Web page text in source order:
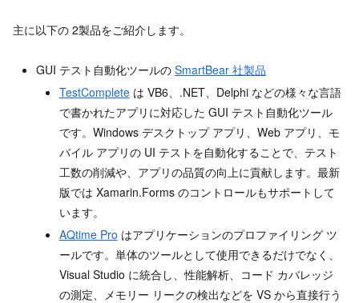
主に以下の 2製品をご紹介します。
GUI テスト自動化ツールの SmartBear 社製品
TestCompleteは VB6、.NET、Delphi などの様々な言語
で書かれたアプリに対応した GUI テスト自動化ツール
です。Windows デスクトップ アプリ、Web アプリ、モ
バイル アプリの UI テストを自動化することで、テスト
工数の削減や、アプリの品質の向上に貢献します。最新
版では Xamarin.Forms のコントロールもサポートして
います。
AQtime Pro はアプリケーションのプロファイリング ツ
ールです。単体のツールとして使用できるだけでなく、
Visual Studio に統合し、性能解析、コード カバレッジ
の測定、メモリー リークの検出などを VS から直接行う